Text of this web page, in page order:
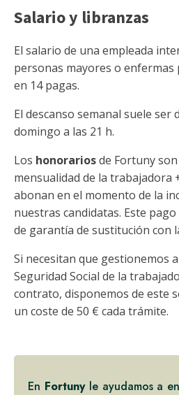
Salario y libranzas
El salario de una empleada
personas mayores o enfermas
en 14 pagas.
El descanso semanal suele ser
domingo a las 21 h.
Los honorariosde Fortuny
mensualidad de la trabajadora
abonan en el momento de la
nuestras candidatas. Este
de garantía de sustitución con
Si necesitan que gestionemos
Seguridad Social de la
contrato, disponemos de este
un coste de 50 € cada trámite.
En Fortunyle ayudamos a